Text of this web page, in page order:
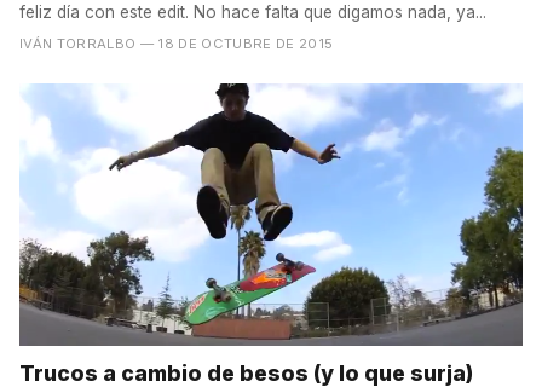
feliz día con este edit. No hace falta que digamos nada, ya...
IVÁN TORRALBO — 18 DE OCTUBRE DE 2015
Trucos a cambio de besos (y lo que surja)